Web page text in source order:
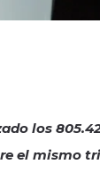
los
el mismo